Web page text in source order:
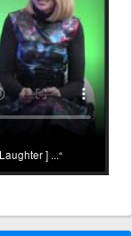
] ...